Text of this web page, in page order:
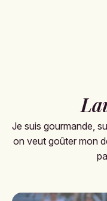
Je suis gourmande,
on veut goûter mon